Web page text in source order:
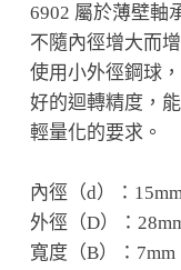
6902 屬於薄壁軸
不隨內徑增大而增
使用小外徑鋼球
好的迴轉精度，
輕量化的要求。
內徑（d）：15mm
外徑（D）：
寬度（B）：7mm